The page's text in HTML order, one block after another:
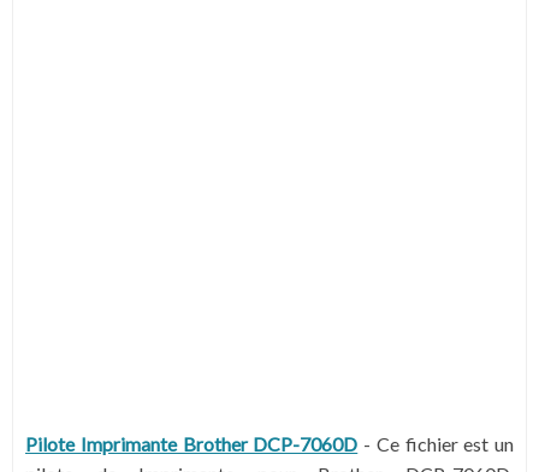
Pilote Imprimante Brother DCP-7060D - Ce fichier est un